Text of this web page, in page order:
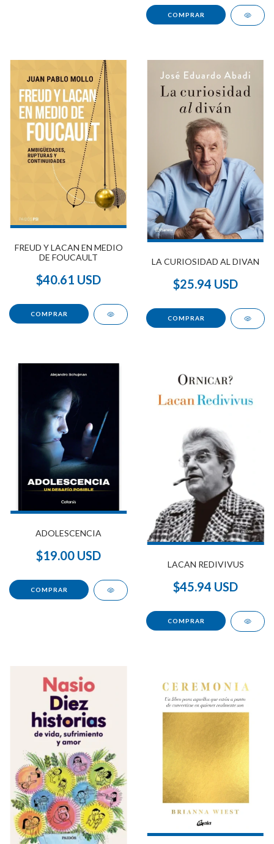
FREUD Y LACAN EN MEDIO
DE FOUCAULT
$40.61 USD
LA CURIOSIDAD AL DIVAN
$25.94 USD
ADOLESCENCIA
$19.00 USD
LACAN REDIVIVUS
$45.94 USD